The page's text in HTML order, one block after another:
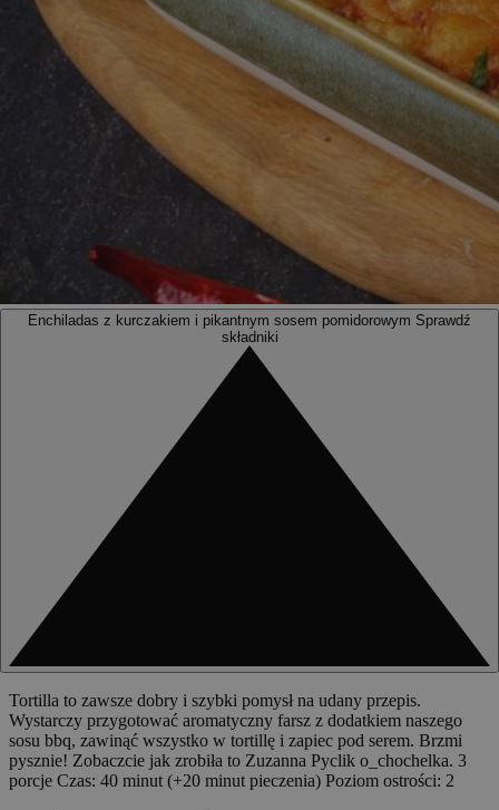
Enchiladas z kurczakiem i pikantnym sosem pomidorowym Sprawdź
składniki
Tortilla to zawsze dobry i szybki pomysł na udany przepis.
Wystarczy przygotować aromatyczny farsz z dodatkiem naszego
sosu bbq, zawinąć wszystko w tortillę i zapiec pod serem. Brzmi
pysznie! Zobaczcie jak zrobiła to Zuzanna Pyclik o_chochelka. 3
porcje Czas: 40 minut (+20 minut pieczenia) Poziom ostrości: 2